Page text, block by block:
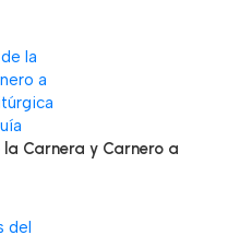
la Carnera y Carnero a